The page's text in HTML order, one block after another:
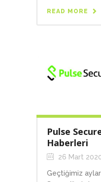
READ MORE
Pulse
Haberleri
26 Mart
Geçtiğimiz